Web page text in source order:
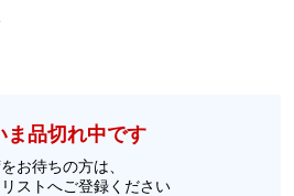
ま品切れ中です
お待ちの方は、
ストへご登録ください